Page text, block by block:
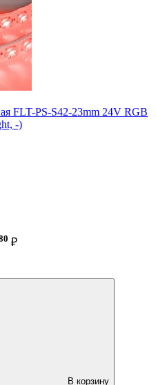
FLT-PS-S42-23mm 24V RGB
-)
₽
В корзину